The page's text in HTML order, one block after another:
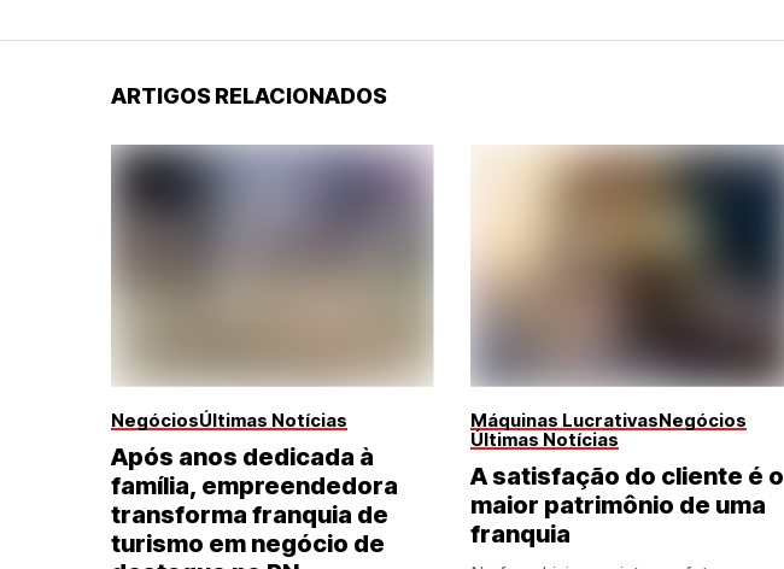
ARTIGOS RELACIONADOS
NegóciosÚltimas Notícias
Após anos dedicada à
família, empreendedora
transforma franquia de
turismo em negócio de
Máquinas LucrativasNegócios
Últimas Notícias
A satisfação do cliente é o
maior patrimônio de uma
franquia